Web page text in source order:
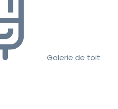
Galerie de toit